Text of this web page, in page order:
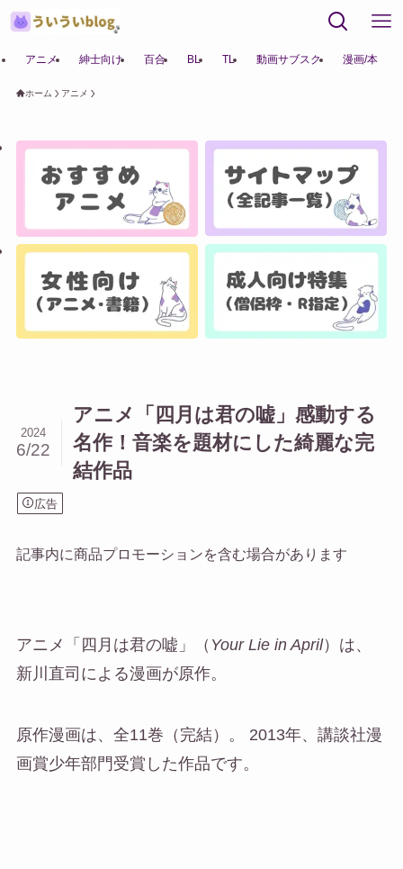
アニメ 紳士向け 百合 BL TL 動画サブスク 漫画/本
ホーム アニメ
アニメ「四月は君の嘘」感動する
名作！音楽を題材にした綺麗な完
結作品
2024
6/22
広告
記事内に商品プロモーションを含む場合があります
アニメ「四月は君の嘘」（ Your Lie in April）は、
新川直司による漫画が原作。
原作漫画は、全11巻（完結）。 2013年、講談社漫
画賞少年部門受賞した作品です。